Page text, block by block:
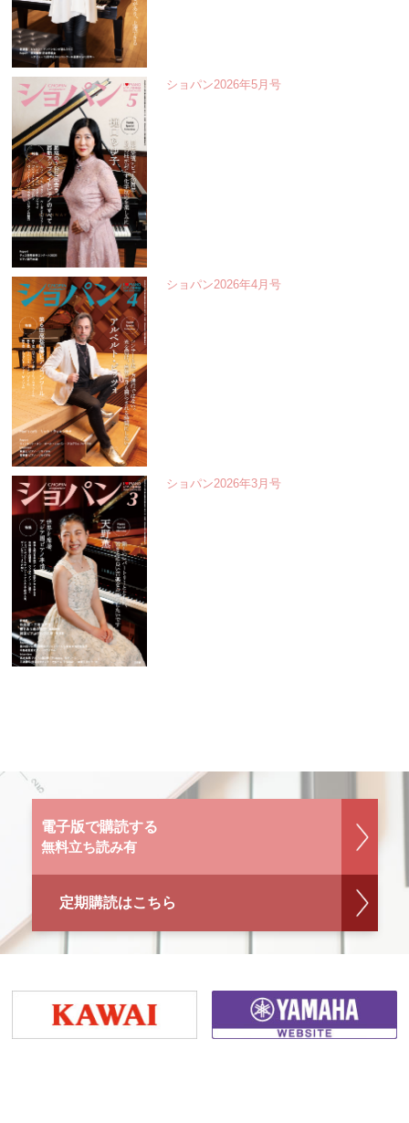
ショパン2026年5月号
ショパン2026年4月号
ショパン2026年3月号
電子版で購読する
無料立ち読み有
定期購読はこちら